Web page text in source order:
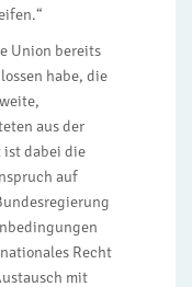
Union bereits
habe, die
aus der
ist dabei die
auf
Recht
mit